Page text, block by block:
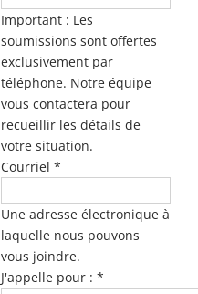
Important : Les
soumissions sont offertes
exclusivement par
téléphone. Notre équipe
vous contactera pour
recueillir les détails de
votre situation.
Courriel *
Une adresse électronique à
laquelle nous pouvons
vous joindre.
J'appelle pour : *